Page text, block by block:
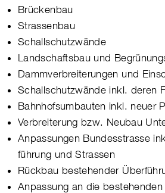
Brückenbau
Strassenbau
Schallschutzwände
Landschaftsbau und
Dammverbreiterungen und
Schallschutzwände inkl. deren
Bahnhofsumbauten inkl. neuer
Verbreiterung bzw. Neubau
Anpassungen Bundesstrasse
führung und Strassen
Rückbau bestehender
Anpassung an die